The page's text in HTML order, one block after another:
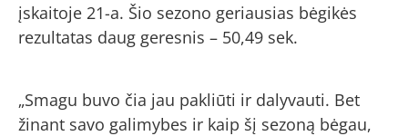
įskaitoje 21-a. Šio sezono geriausias bėgikės
rezultatas daug geresnis – 50,49 sek.
„Smagu buvo čia jau pakliūti ir dalyvauti. Bet
žinant savo galimybes ir kaip šį sezoną bėgau,